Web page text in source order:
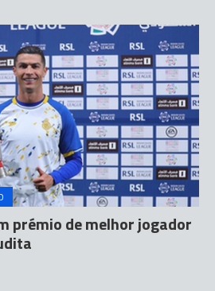
prémio de melhor jogador